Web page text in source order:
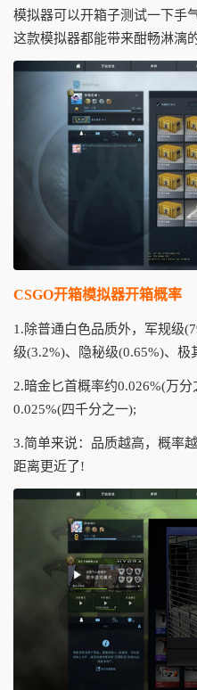
模拟器可以开箱子测试一下手
这款模拟器都能带来酣畅淋漓
CSGO开箱模拟器开箱概率
1.除普通白色品质外，军规级
级(3.2%)、隐秘级(0.65%)、极
2.暗金匕首概率约0.026%(万
0.025%(四千分之一);
3.简单来说：品质越高，概率
距离更近了!